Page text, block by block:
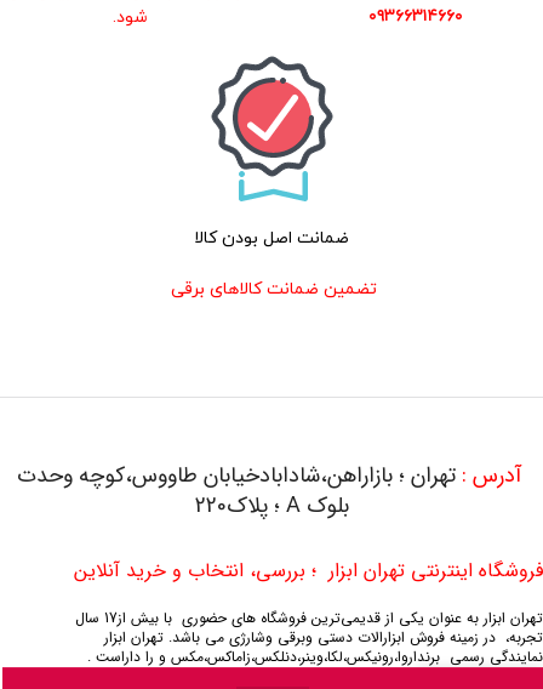
۰۹۳۶۶۳۱۴۶۶۰
شود.
ضمانت اصل بودن کالا
تضمین ضمانت کالاهای برقی
آدرس : تهران ؛ بازاراهن،شادابادخیابان طاووس،کوچه وحدت
بلوک A ؛ پلاک220
فروشگاه اینترنتی تهران ابزار ؛ بررسی، انتخاب و خرید آنلاین
تهران ابزار به عنوان یکی از قدیمی‌ترین فروشگاه های حضوری با بیش از17 سال
تجربه، در زمینه فروش ابزارالات دستی وبرقی وشارژی می باشد. تهران ابزار
نمایندگی رسمی برنداروا،رونیکس،لکا،وینر،دنلکس،زاماکس،مکس و را داراست .